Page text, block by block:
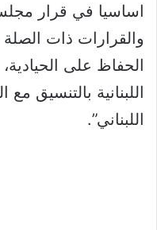
والقرارات ذات
الحفاظ على
اللبنانية بالتنسيق
اللبناني”.